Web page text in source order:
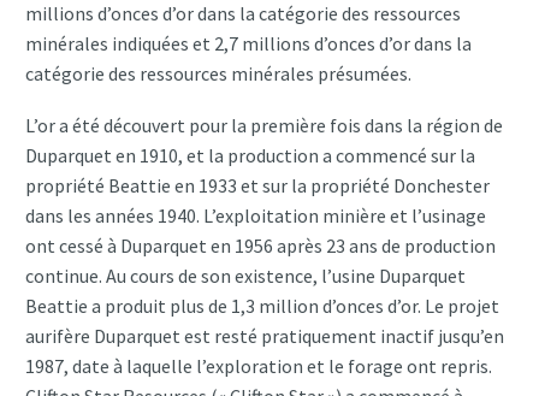
millions d’onces d’or dans la catégorie des ressources
minérales indiquées et 2,7 millions d’onces d’or dans la
catégorie des ressources minérales présumées.
L’or a été découvert pour la première fois dans la région de
Duparquet en 1910, et la production a commencé sur la
propriété Beattie en 1933 et sur la propriété Donchester
dans les années 1940. L’exploitation minière et l’usinage
ont cessé à Duparquet en 1956 après 23 ans de production
continue. Au cours de son existence, l’usine Duparquet
Beattie a produit plus de 1,3 million d’onces d’or. Le projet
aurifère Duparquet est resté pratiquement inactif jusqu’en
1987, date à laquelle l’exploration et le forage ont repris.